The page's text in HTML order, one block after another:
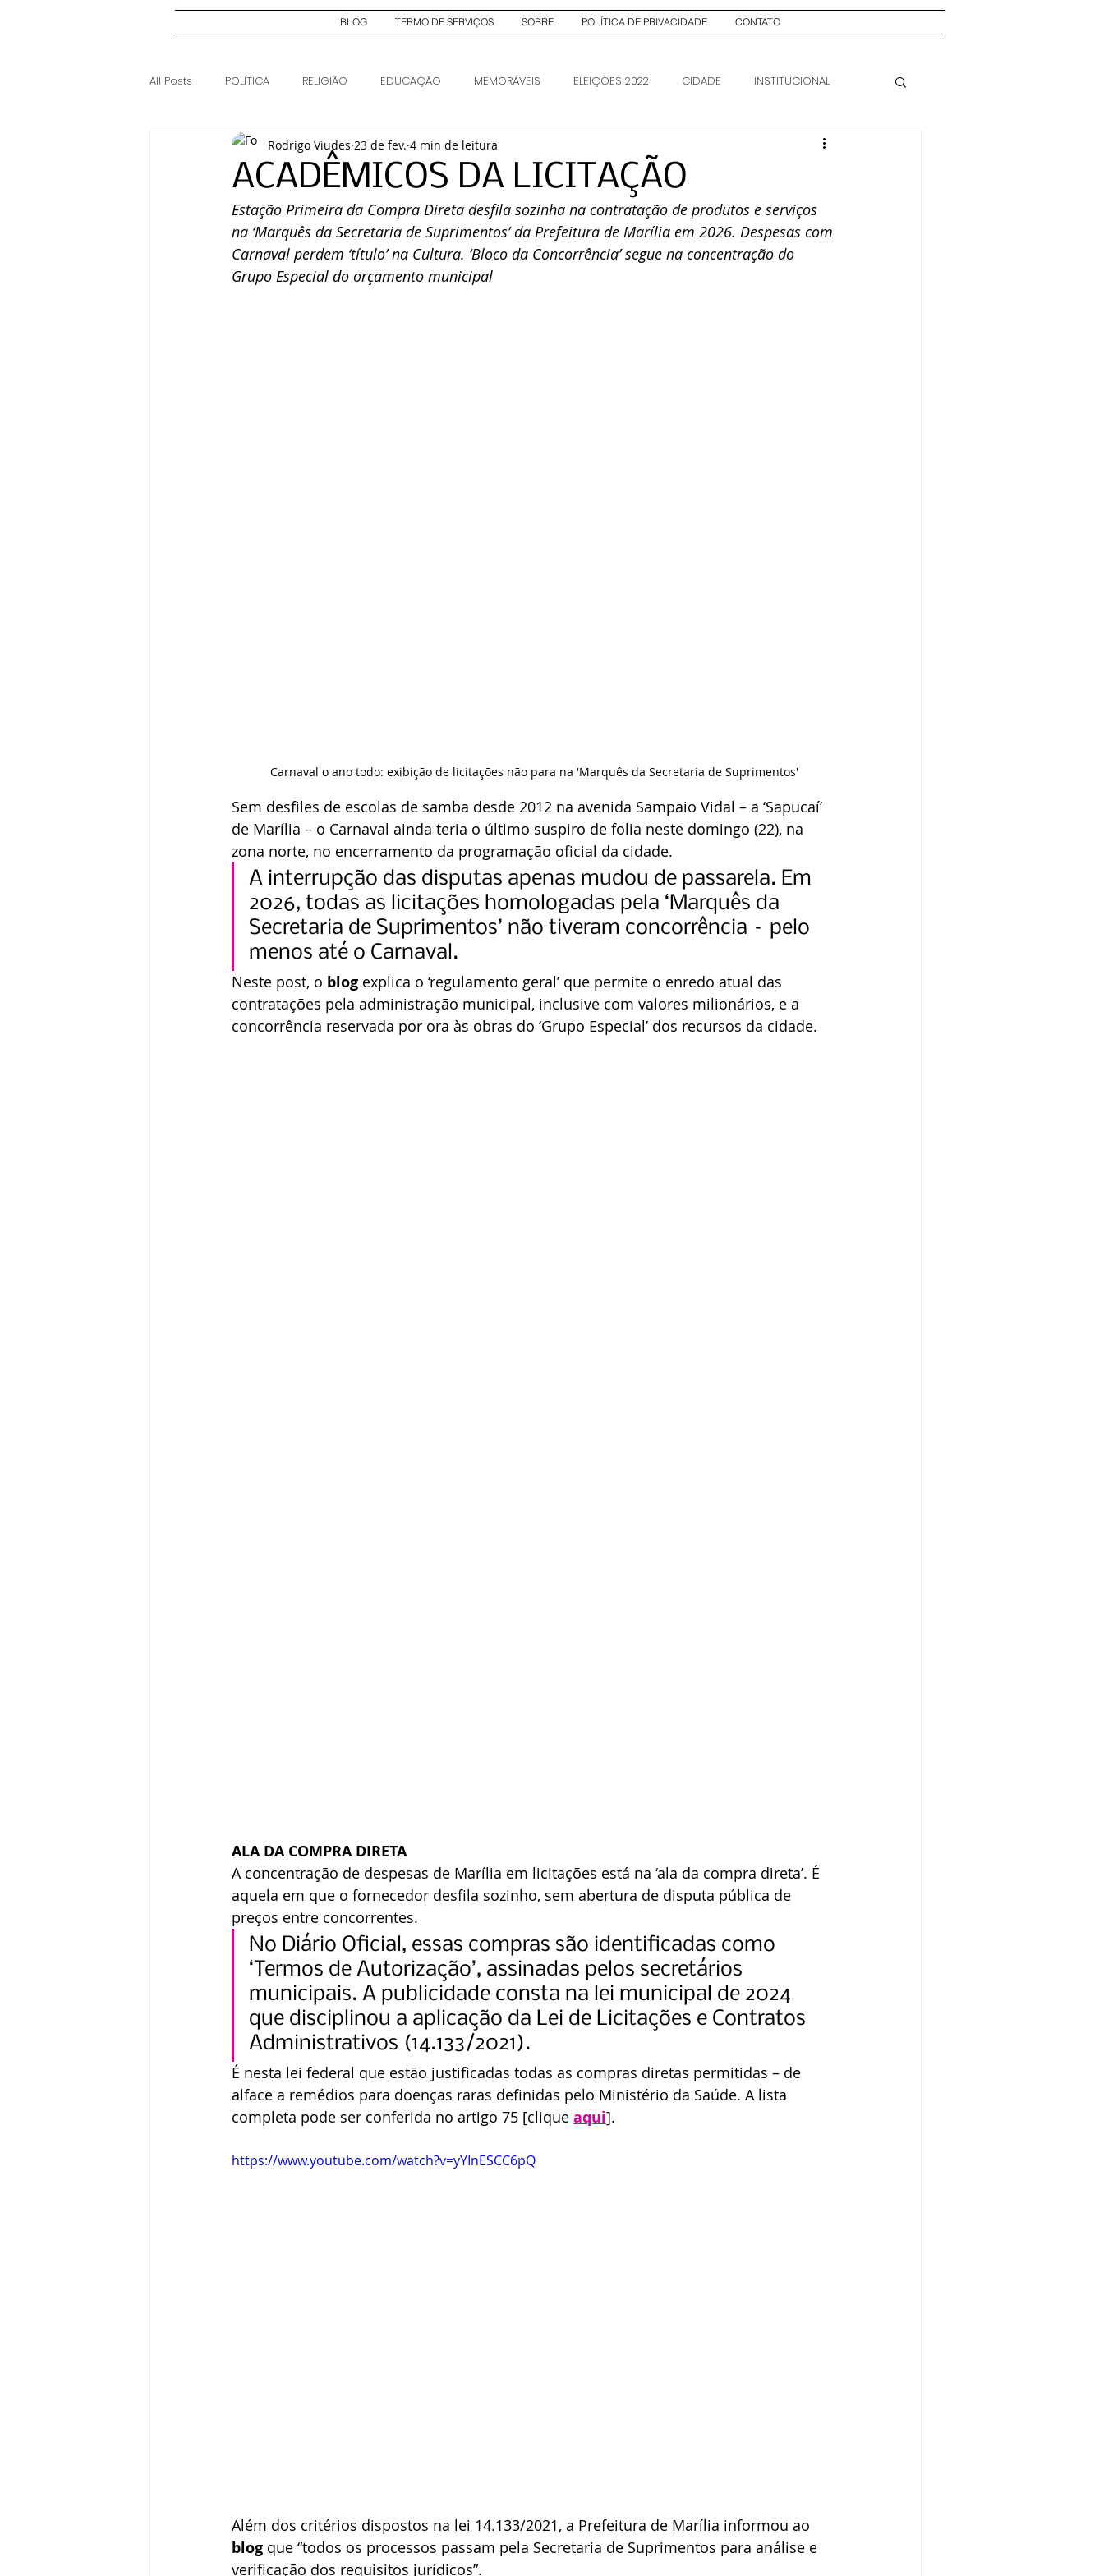
BLOG TERMO DE SERVIÇOS SOBRE POLÍTICA DE PRIVACIDADE CONTATO
All Posts POLÍTICA RELIGIÃO EDUCAÇÃO MEMORÁVEIS ELEIÇÕES 2022 CIDADE INSTITUCIONAL
ELEIÇÕES 2024 CASO JOSI DIAS ELEIÇÕES 2026
ACADÊMICOS DA LICITAÇÃO
Rodrigo Viudes 23 de fev. 4 min de leitura
Estação Primeira da Compra Direta desfila sozinha na contratação de produtos e serviços
na ‘Marquês da Secretaria de Suprimentos’ da Prefeitura de Marília em 2026. Despesas com
Carnaval perdem ‘título’ na Cultura. ‘Bloco da Concorrência’ segue na concentração do
Grupo Especial do orçamento municipal
Carnaval o ano todo: exibição de licitações não para na 'Marquês da Secretaria de Suprimentos'
Sem desfiles de escolas de samba desde 2012 na avenida Sampaio Vidal – a ‘Sapucaí’
de Marília – o Carnaval ainda teria o último suspiro de folia neste domingo (22), na
zona norte, no encerramento da programação oficial da cidade.
A interrupção das disputas apenas mudou de passarela. Em
2026, todas as licitações homologadas pela ‘Marquês da
Secretaria de Suprimentos’ não tiveram concorrência – pelo
menos até o Carnaval.
Neste post, o blog explica o ‘regulamento geral’ que permite o enredo atual das
contratações pela administração municipal, inclusive com valores milionários, e a
concorrência reservada por ora às obras do ‘Grupo Especial’ dos recursos da cidade.
ALA DA COMPRA DIRETA
A concentração de despesas de Marília em licitações está na ‘ala da compra direta’. É
aquela em que o fornecedor desfila sozinho, sem abertura de disputa pública de
preços entre concorrentes.
No Diário Oficial, essas compras são identificadas como
‘Termos de Autorização’, assinadas pelos secretários
municipais. A publicidade consta na lei municipal de 2024
que disciplinou a aplicação da Lei de Licitações e Contratos
Administrativos (14.133/2021).
É nesta lei federal que estão justificadas todas as compras diretas permitidas – de
alface a remédios para doenças raras definidas pelo Ministério da Saúde. A lista
completa pode ser conferida no artigo 75 [clique aqui].
https://www.youtube.com/watch?v=yYInESCC6pQ
Além dos critérios dispostos na lei 14.133/2021, a Prefeitura de Marília informou ao
blog que “todos os processos passam pela Secretaria de Suprimentos para análise e
verificação dos requisitos jurídicos”.